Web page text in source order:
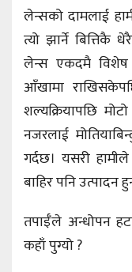
लेन्सको दामलाई
त्यो झार्ने बित्तिकै
लेन्स एकदमै विशेष
आँखामा
शल्यक्रियापछि
नजरलाई
गर्दछ। यसरी
बाहिर पनि उत्पादन
तपाईँले अन्धोपन
कहाँ पुग्यो ?